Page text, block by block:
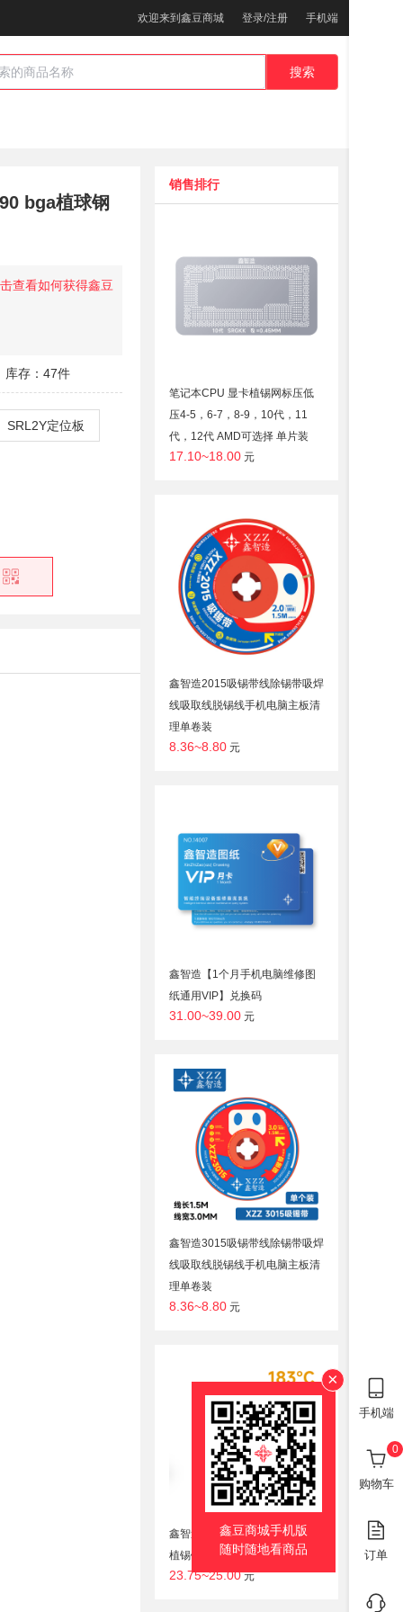
欢迎来到鑫豆商城 登录/注册 手机端
搜索
手机端
0
购物车
订单
×
鑫豆商城手机版
随时随地看商品
bga植球钢
查看如何获得鑫豆
库存：47件
SRL2Y定位板
销售排行
笔记本CPU 显卡植锡网标压低
压4-5，6-7，8-9，10代，11
代，12代 AMD可选择 单片装
17.10~18.00 元
鑫智造2015吸锡带线除锡带吸焊
线吸取线脱锡线手机电脑主板清
理单卷装
8.36~8.80 元
鑫智造【1个月手机电脑维修图
纸通用VIP】兑换码
31.00~39.00 元
鑫智造3015吸锡带线除锡带吸焊
线吸取线脱锡线手机电脑主板清
理单卷装
8.36~8.80 元
鑫智造常温183度手机维修芯片
植锡锡浆锡膏泥50g装
23.75~25.00元